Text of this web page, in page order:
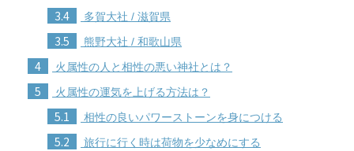
3.4 多賀大社 / 滋賀県
3.5 熊野大社 / 和歌山県
4 火属性の人と相性の悪い神社とは？
5 火属性の運気を上げる方法は？
5.1 相性の良いパワーストーンを身につける
5.2 旅行に行く時は荷物を少なめにする